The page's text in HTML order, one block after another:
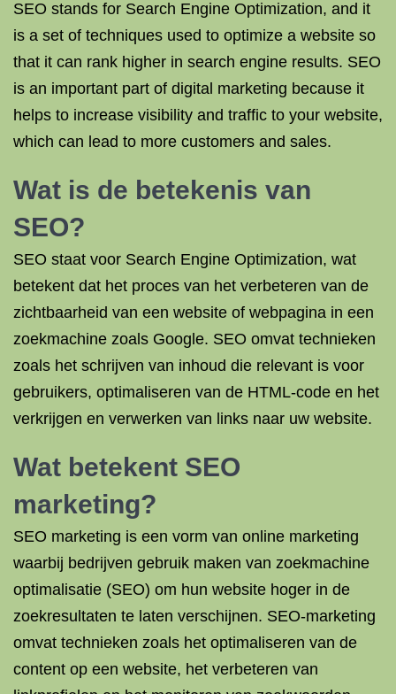
SEO stands for Search Engine Optimization, and it
is a set of techniques used to optimize a website so
that it can rank higher in search engine results. SEO
is an important part of digital marketing because it
helps to increase visibility and traffic to your website,
which can lead to more customers and sales.
Wat is de betekenis van
SEO?
SEO staat voor Search Engine Optimization, wat
betekent dat het proces van het verbeteren van de
zichtbaarheid van een website of webpagina in een
zoekmachine zoals Google. SEO omvat technieken
zoals het schrijven van inhoud die relevant is voor
gebruikers, optimaliseren van de HTML-code en het
verkrijgen en verwerken van links naar uw website.
Wat betekent SEO
marketing?
SEO marketing is een vorm van online marketing
waarbij bedrijven gebruik maken van zoekmachine
optimalisatie (SEO) om hun website hoger in de
zoekresultaten te laten verschijnen. SEO-marketing
omvat technieken zoals het optimaliseren van de
content op een website, het verbeteren van